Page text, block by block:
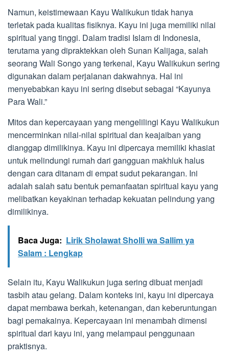
Namun, keistimewaan Kayu Walikukun tidak hanya
terletak pada kualitas fisiknya. Kayu ini juga memiliki nilai
spiritual yang tinggi. Dalam tradisi Islam di Indonesia,
terutama yang dipraktekkan oleh Sunan Kalijaga, salah
seorang Wali Songo yang terkenal, Kayu Walikukun sering
digunakan dalam perjalanan dakwahnya. Hal ini
menyebabkan kayu ini sering disebut sebagai “Kayunya
Para Wali.”
Mitos dan kepercayaan yang mengelilingi Kayu Walikukun
mencerminkan nilai-nilai spiritual dan keajaiban yang
dianggap dimilikinya. Kayu ini dipercaya memiliki khasiat
untuk melindungi rumah dari gangguan makhluk halus
dengan cara ditanam di empat sudut pekarangan. Ini
adalah salah satu bentuk pemanfaatan spiritual kayu yang
melibatkan keyakinan terhadap kekuatan pelindung yang
dimilikinya.
Baca Juga: Lirik Sholawat Sholli wa Sallim ya
Salam : Lengkap
Selain itu, Kayu Walikukun juga sering dibuat menjadi
tasbih atau gelang. Dalam konteks ini, kayu ini dipercaya
dapat membawa berkah, ketenangan, dan keberuntungan
bagi pemakainya. Kepercayaan ini menambah dimensi
spiritual dari kayu ini, yang melampaui penggunaan
praktisnya.